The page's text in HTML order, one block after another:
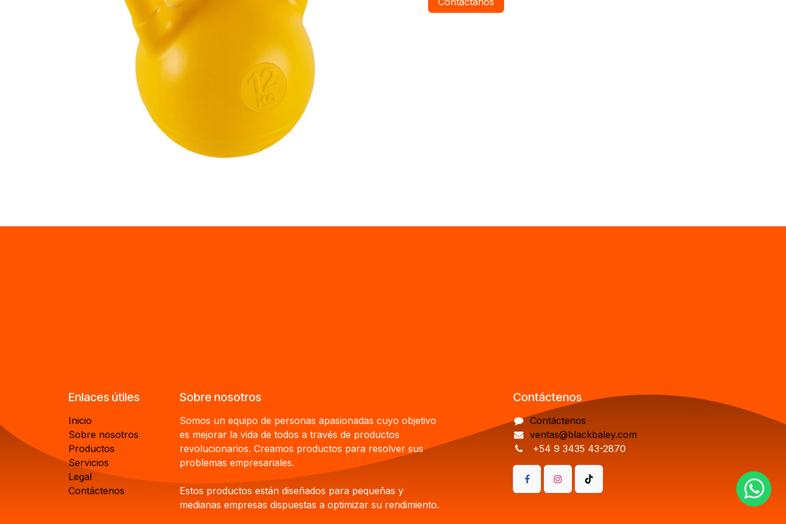
Enlaces útiles
Inicio
Sobre nosotros
Productos
Servicios
Legal
Contáctenos
Sobre nosotros
Somos un equipo de personas apasionadas cuyo objetivo
es mejorar la vida de todos a través de productos
revolucionarios. Creamos productos para resolver sus
problemas empresariales.
Estos productos están diseñados para pequeñas y
medianas empresas dispuestas a optimizar su rendimiento.
Contáctenos
Contáctenos
ventas@blackbaley.com
+54 9 3435 43-2870